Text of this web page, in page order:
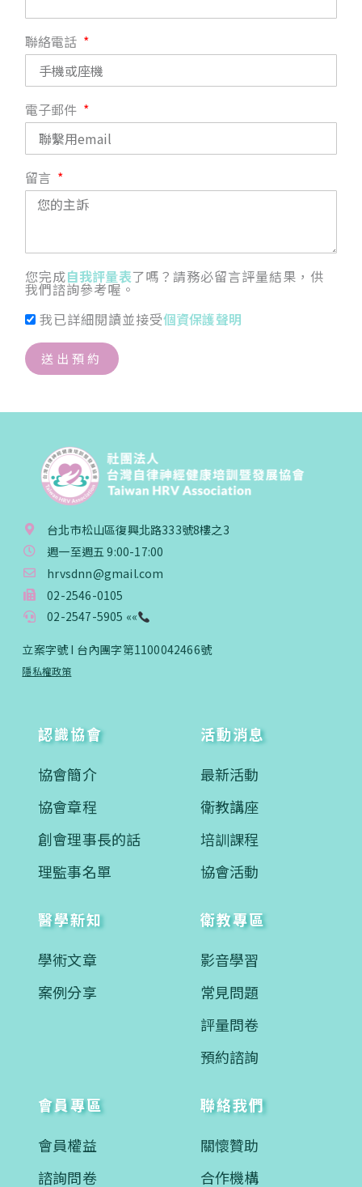
聯絡電話
電子郵件
留言
您完成自我評量表了嗎？請務必留言評量結果，供
我們諮詢參考喔。
我已詳細閱讀並接受個資保護聲明
送出預約
台北市松山區復興北路333號8樓之3
週一至週五 9:00-17:00
hrvsdnn@gmail.com
02-2546-0105
02-2547-5905 ««
立案字號 I 台內團字第1100042466號
隱私權政策
認識協會
協會簡介
協會章程
創會理事長的話
理監事名單
活動消息
最新活動
衛教講座
培訓課程
協會活動
醫學新知
學術文章
案例分享
衛教專區
影音學習
常見問題
評量問卷
預約諮詢
會員專區
會員權益
諮詢問卷
聯絡我們
關懷贊助
合作機構